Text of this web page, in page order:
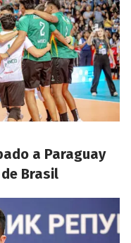
a Paraguay
Brasil